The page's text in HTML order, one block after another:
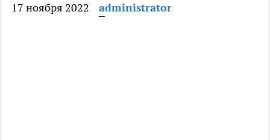
17 ноября 2022 administrator